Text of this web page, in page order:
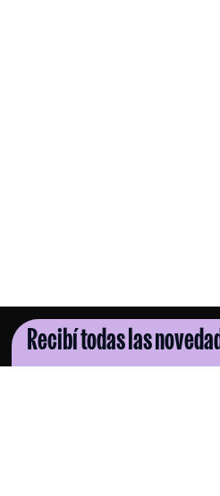
Recibí todas las